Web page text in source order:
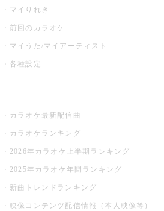
マイりれき
前回のカラオケ
マイうた/マイアーティスト
各種設定
カラオケ最新配信曲
カラオケランキング
2026年カラオケ上半期ランキング
2025年カラオケ年間ランキング
新曲トレンドランキング
映像コンテンツ配信情報（本人映像等）